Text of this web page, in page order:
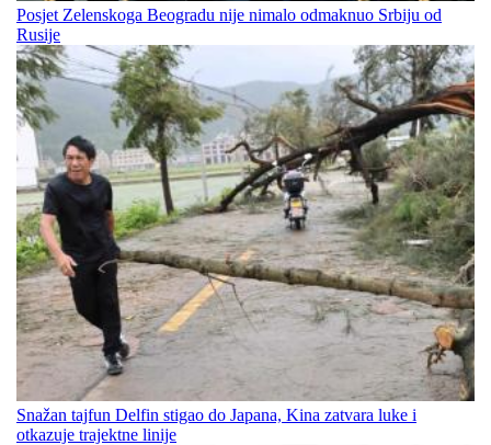
Posjet Zelenskoga Beogradu nije nimalo odmaknuo Srbiju od
Rusije
Snažan tajfun Delfin stigao do Japana, Kina zatvara luke i
otkazuje trajektne linije